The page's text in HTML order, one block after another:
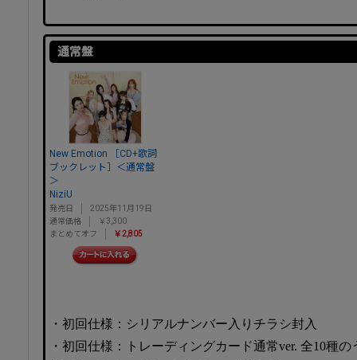
通常盤
New Emotion ［CD+歌詞
ブックレット］＜通常盤
＞
NiziU
発売日
2025年11月19日
通常価格
￥3,300
まとめてオフ
￥2,805
・初回仕様：シリアルナンバー入りチラシ封入
・初回仕様：トレーディングカード通常ver. 全10種